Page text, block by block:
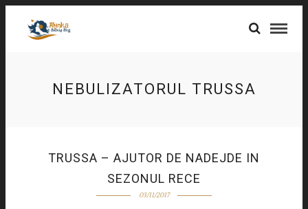
NEBULIZATORUL TRUSSA
TRUSSA – AJUTOR DE NADEJDE IN
SEZONUL RECE
03/11/2017